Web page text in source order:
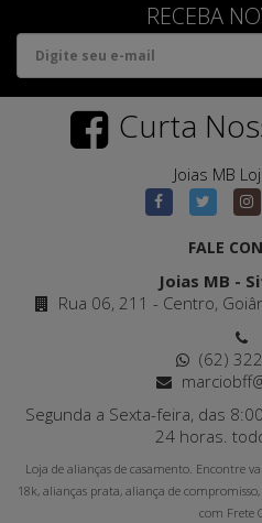
RECEBA
Curta
Joias MB
FALE
Joias MB -
Rua 06, 211 - Centro,
(62)
Segunda a Sexta-feira, das
24 horas.
Loja de alianças de casamento. Encontre
18k, alianças prata, aliança de
com Frete